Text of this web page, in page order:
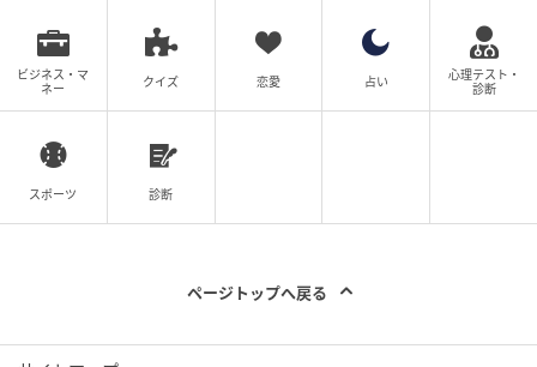
ビジネス・マ
ネー
クイズ 恋愛 占い
心理テスト・
診断
スポーツ 診断
ページトップへ戻る